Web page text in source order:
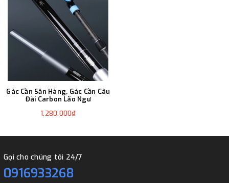
Gác Cần Săn Hàng, Gác Cần Câu
Đài Carbon Lão Ngư
1.280.000₫
Gọi cho chúng tôi 24/7
0916933268